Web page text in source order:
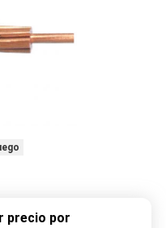
precio por